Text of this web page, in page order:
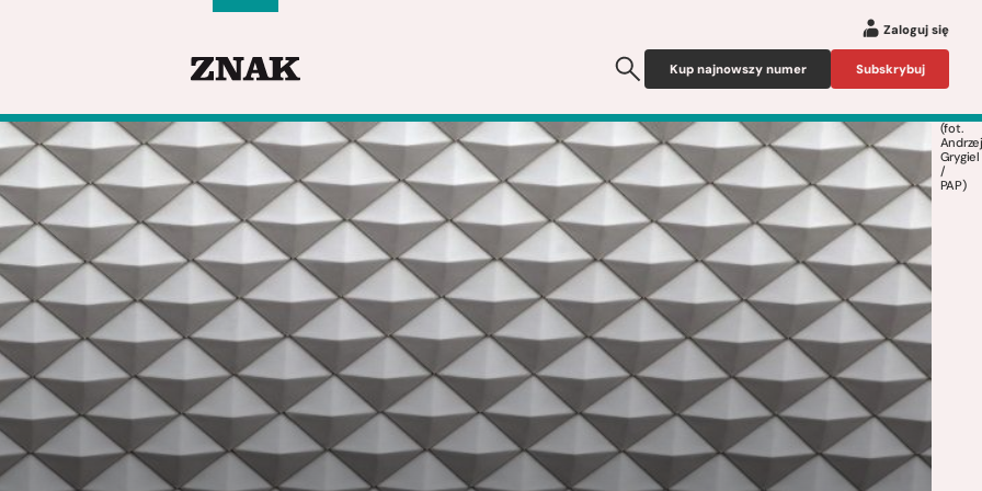
Zaloguj się
Kup najnowszy numer Subskrybuj
(fot.
Andrzej
Grygiel
/
PAP)